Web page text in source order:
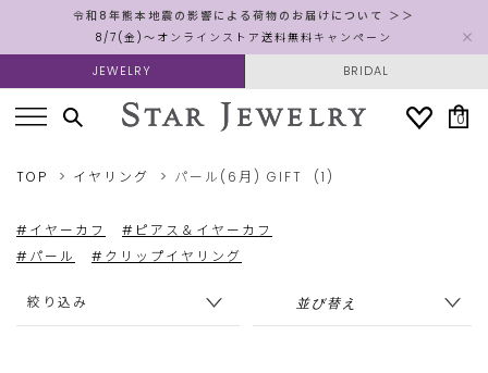
令和8年熊本地震の影響による荷物のお届けについて ＞＞
8/7(金)～オンラインストア送料無料キャンペーン
JEWELRY BRIDAL
0
TOP イヤリング パール(6月) GIFT (1)
#イヤーカフ
#ピアス＆イヤーカフ
#パール
#クリップイヤリング
絞り込み